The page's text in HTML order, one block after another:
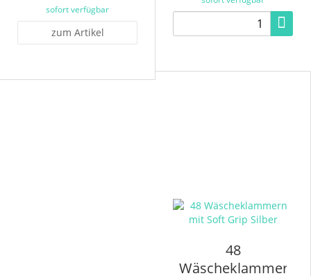
sofort verfügbar
zum Artikel
48
Wäscheklammern